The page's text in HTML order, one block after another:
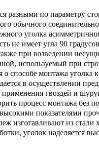
разными по параметру
обычного
уголка
не имеет угла 90
при возведении
используемый при
монтажа уголка
в осуществлении
гвоздей и
процесс монтажа без
показателями
изготавливают из
уголок наделяется